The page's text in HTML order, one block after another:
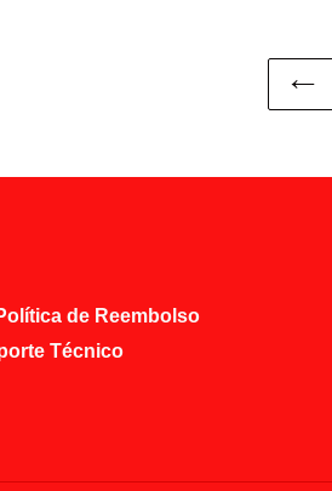
de Reembolso
Técnico